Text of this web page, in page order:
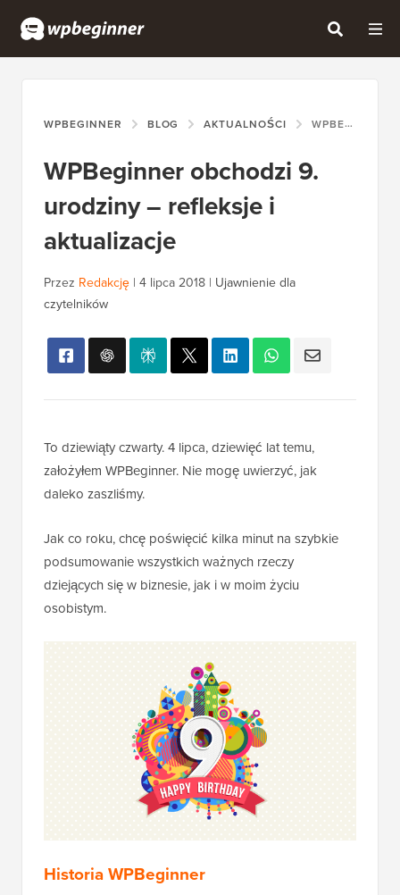
WPBEGINNER BLOG AKTUALNOŚCI WPBEGINNER OBCHODZI 9. URODZINY – REFLEKSJE I AKTUALIZACJE
WPBeginner obchodzi 9.
urodziny – refleksje i
aktualizacje
Przez Redakcję | 4 lipca 2018 | Ujawnienie dla
czytelników
To dziewiąty czwarty. 4 lipca, dziewięć lat temu,
założyłem WPBeginner. Nie mogę uwierzyć, jak
daleko zaszliśmy.
Jak co roku, chcę poświęcić kilka minut na szybkie
podsumowanie wszystkich ważnych rzeczy
dziejących się w biznesie, jak i w moim życiu
osobistym.
Historia WPBeginner